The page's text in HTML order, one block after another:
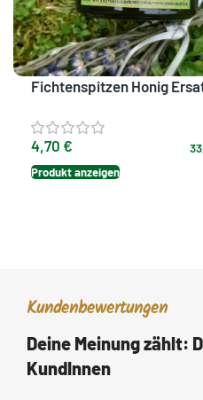
Fichtenspitzen Honig
4,70 €
Produkt anzeigen
Kundenbewertungen
Deine Meinung zählt:
KundInnen